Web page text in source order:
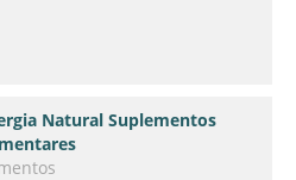
Natural Suplementos